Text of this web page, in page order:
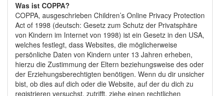
Was ist COPPA?
COPPA, ausgeschrieben Children’s Online Privacy Protection
Act of 1998 (deutsch: Gesetz zum Schutz der Privatsphäre
von Kindern im Internet von 1998) ist ein Gesetz in den USA,
welches festlegt, dass Websites, die möglicherweise
persönliche Daten von Kindern unter 13 Jahren erheben,
hierzu die Zustimmung der Eltern beziehungsweise des oder
der Erziehungsberechtigten benötigen. Wenn du dir unsicher
bist, ob dies auf dich oder die Website, auf der du dich zu
registrieren versuchst, zutrifft, ziehe einen rechtlichen